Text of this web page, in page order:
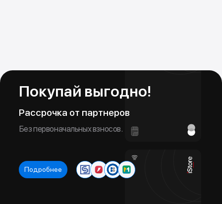
Trade In
Обменяй свой старый iPhone на новый